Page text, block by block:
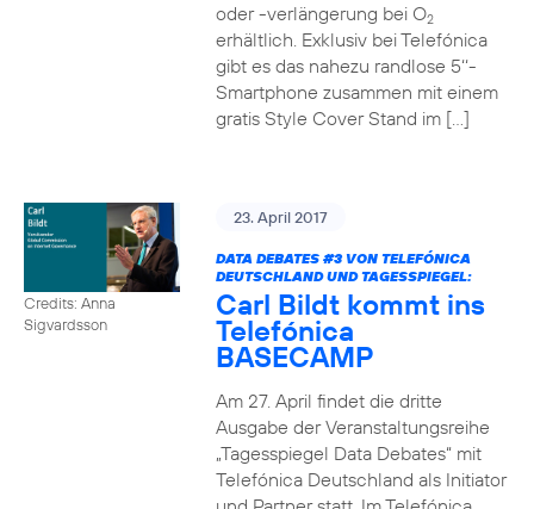
oder -verlängerung bei O2
erhältlich. Exklusiv bei Telefónica
gibt es das nahezu randlose 5‘‘-
Smartphone zusammen mit einem
gratis Style Cover Stand im […]
Credits: Anna
Sigvardsson
23. April 2017
DATA DEBATES #3VON TELEFÓNICA
DEUTSCHLAND UND TAGESSPIEGEL:
Carl Bildt kommt ins
Telefónica
BASECAMP
Am 27. April findet die dritte
Ausgabe der Veranstaltungsreihe
„Tagesspiegel Data Debates“ mit
Telefónica Deutschland als Initiator